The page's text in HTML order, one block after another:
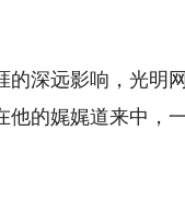
深远影响，光明
的娓娓道来中，